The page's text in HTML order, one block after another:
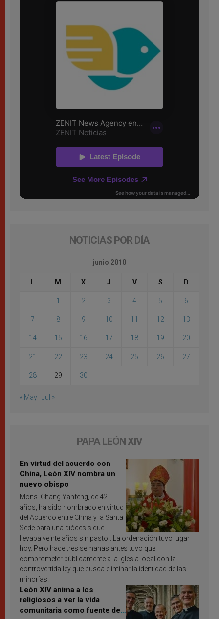
NOTICIAS POR DÍA
junio 2010
L M X J V S D
1 2 3 4 5 6
7 8 9 10 11 12 13
14 15 16 17 18 19 20
21 22 23 24 25 26 27
28 29 30
« May Jul »
PAPA LEÓN XIV
En virtud del acuerdo con
China, León XIV nombra un
nuevo obispo
Mons. Chang Yanfeng, de 42
años, ha sido nombrado en virtud
del Acuerdo entre China y la Santa
Sede para una diócesis que
llevaba veinte años sin pastor. La ordenación tuvo lugar
hoy. Pero hace tres semanas antes tuvo que
comprometer públicamente a la Iglesia local con la
controvertida ley que busca eliminar la identidad de las
minorías.
León XIV anima a los
religiosos a ver la vida
comunitaria como fuente de